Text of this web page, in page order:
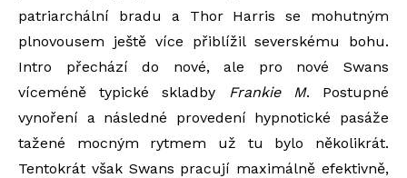
patriarchální bradu a Thor Harris se mohutným
plnovousem ještě více přiblížil severskému bohu.
Intro přechází do nové, ale pro nové Swans
víceméně typické skladby Frankie M. Postupné
vynoření a následné provedení hypnotické pasáže
tažené mocným rytmem už tu bylo několikrát.
Tentokrát však Swans pracují maximálně efektivně,